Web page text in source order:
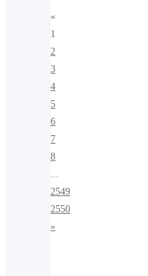
«
1
2
3
4
5
6
7
8
2549
2550
»